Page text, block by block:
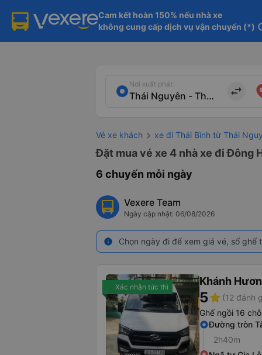
Cam kết hoàn 150% nếu nhà xe
không cung cấp dịch vụ vận chuyển (*)
Nơi xuất phát
import_export
Vé xe khách xe đi Thái Bình từ Thái
Đặt mua vé xe 4 nhà xe đi Đông
6 chuyến mỗi ngày
Vexere Team
Ngày cập nhật: 06/08/2026
info Chọn ngày đi để xem giá vé, số
Xác nhận tức thì Khánh
5star (12 đánh
Ghế ngồi 16 chỗ
Đường tròn
2h40m